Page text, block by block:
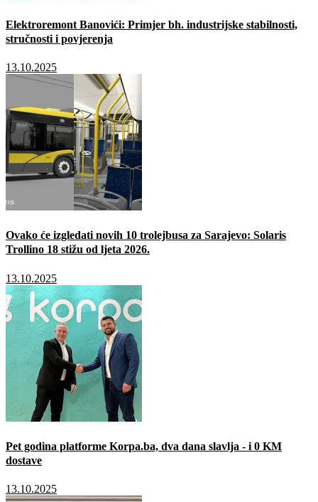
Elektroremont Banovići: Primjer bh. industrijske stabilnosti,
stručnosti i povjerenja
13.10.2025
Ovako će izgledati novih 10 trolejbusa za Sarajevo: Solaris
Trollino 18 stižu od ljeta 2026.
13.10.2025
Pet godina platforme Korpa.ba, dva dana slavlja - i 0 KM
dostave
13.10.2025